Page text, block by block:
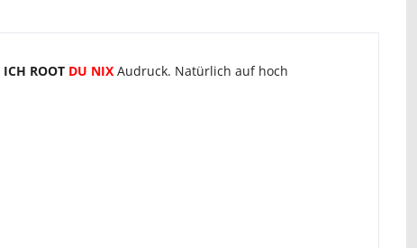
ICH ROOT DU NIX Audruck. Natürlich auf hoch